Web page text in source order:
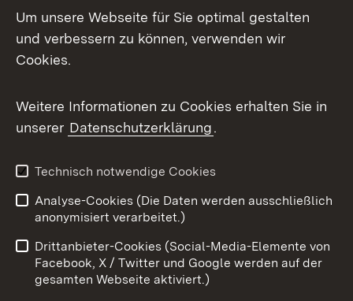
Mastodon
Messenger
Social Wall
X / Twitter
Youtube
Benutzungshinweise
Barrierefreiheit
Datenschutz
Cookies
Um unsere Webseite für Sie optimal gestalten
und verbessern zu können, verwenden wir
Cookies.
Weitere Informationen zu Cookies erhalten Sie in
unserer Datenschutzerklärung.
Technisch notwendige Cookies
Analyse-Cookies (Die Daten werden ausschließlich
anonymisiert verarbeitet.)
Drittanbieter-Cookies (Social-Media-Elemente von
Facebook, X / Twitter und Google werden auf der
gesamten Webseite aktiviert.)